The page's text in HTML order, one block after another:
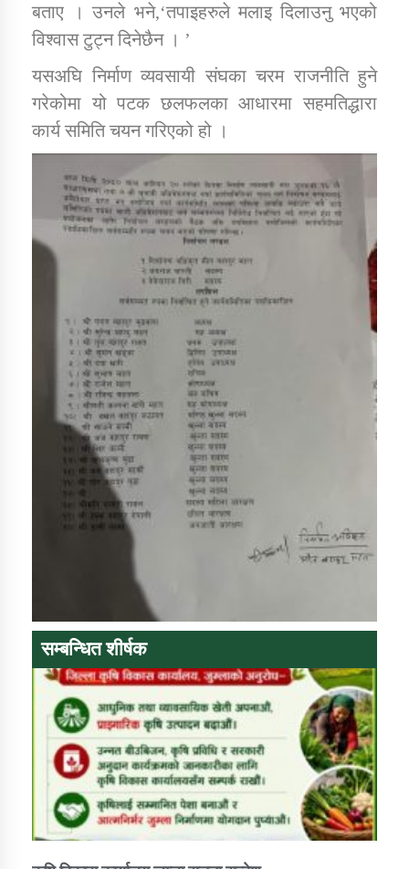
तातोपानी गाउँपालिका जुम्लाको महिला तथा लैङ्गिक हिंसा
सम्बन्धी सूचना सन्देश
तातोपानी गाउँपालिका जुम्लाको महिनावारी सम्बन्धिकाे
तातोपानी गाउँपालिका जुम्लाको बालविवाह सन्देश
तातोपानी गाउँपालिका जुम्लाको सूचना
तातोपानी गाउँपालिका जुम्लाको सूचना
बताए । उनले भने,‘तपाइहरुले मलाइ दिलाउनु भएको
विश्वास टुट्न दिनेछैन । ’
यसअघि निर्माण व्यवसायी संघका चरम राजनीति हुने
गरेकोमा यो पटक छलफलका आधारमा सहमतिद्धारा
कार्य समिति चयन गरिएको हो ।
सम्बन्धित शीर्षक